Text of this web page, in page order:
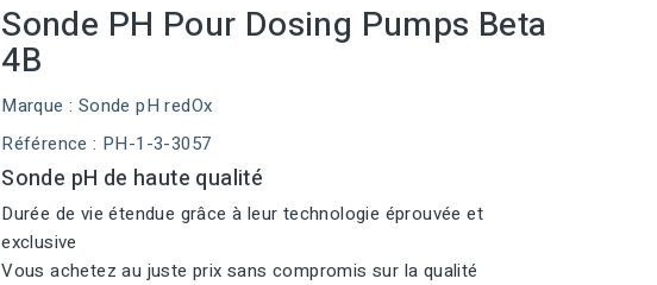
Sonde PH Pour Dosing Pumps Beta
4B
Marque : Sonde pH redOx
Référence : PH-1-3-3057
Sonde pH de haute qualité
Durée de vie étendue grâce à leur technologie éprouvée et
exclusive
Vous achetez au juste prix sans compromis sur la qualité